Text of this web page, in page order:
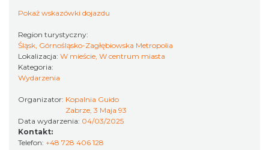
Myslovitz - Sentymentalny powrót do lat
2000
Katowice
15.15 km
Pokaż wskazówki dojazdu
Region turystyczny:
Śląsk, Górnośląsko-Zagłębiowska Metropolia
Lokalizacja: W mieście, W centrum miasta
Kategoria:
Wydarzenia
Organizator: Kopalnia Guido
Zabrze, 3 Maja 93
Data wydarzenia: 04/03/2025
Kontakt:
Telefon: +48 728 406 128